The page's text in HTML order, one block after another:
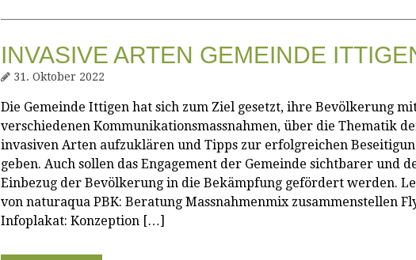
INVASIVE ARTEN GEMEINDE
31. Oktober 2022
Die Gemeinde Ittigen hat sich zum Ziel gesetzt, ihre Bevölkerung
verschiedenen Kommunikationsmassnahmen, über die Thematik
invasiven Arten aufzuklären und Tipps zur erfolgreichen
geben. Auch sollen das Engagement der Gemeinde sichtbarer und
Einbezug der Bevölkerung in die Bekämpfung gefördert werden.
von naturaqua PBK: Beratung Massnahmenmix zusammenstellen
Infoplakat: Konzeption […]